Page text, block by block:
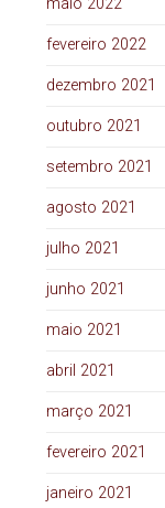
maio 2022
fevereiro 2022
dezembro 2021
outubro 2021
setembro 2021
agosto 2021
julho 2021
junho 2021
maio 2021
abril 2021
março 2021
fevereiro 2021
janeiro 2021